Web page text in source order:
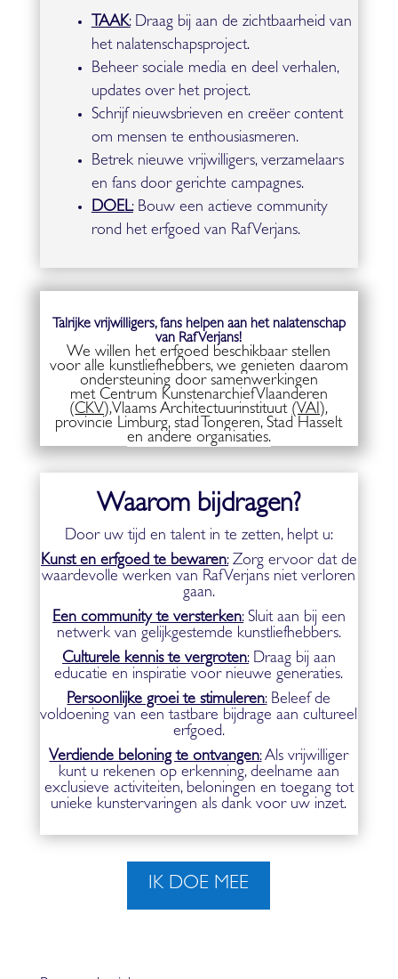
TAAK:Draag bij aan de zichtbaarheid van
het nalatenschapsproject.
Beheer sociale media en deel verhalen,
updates over het project.
Schrijf nieuwsbrieven en creëer content
om mensen te enthousiasmeren.
Betrek nieuwe vrijwilligers, verzamelaars
en fans door gerichte campagnes.
DOEL:Bouw een actieve community
rond het erfgoed van Raf Verjans.
Talrijke vrijwilligers, fans helpen aan het nalatenschap
van Raf Verjans!
We willen het erfgoed beschikbaar stellen
voor alle kunstliefhebbers, we genieten daarom
ondersteuning door samenwerkingen
met Centrum Kunstenarchief Vlaanderen
(CKV),Vlaams Architectuurinstituut (VAI),
provincie Limburg, stad Tongeren, Stad Hasselt
en andere organisaties.
Waarom bijdragen?
Door uw tijd en talent in te zetten, helpt u:
Kunst en erfgoed te bewaren:Zorg ervoor dat de
waardevolle werken van Raf Verjans niet verloren
gaan.
Een community te versterken:Sluit aan bij een
netwerk van gelijkgestemde kunstliefhebbers.
Culturele kennis te vergroten:Draag bij aan
educatie en inspiratie voor nieuwe generaties.
Persoonlijke groei te stimuleren:Beleef de
voldoening van een tastbare bijdrage aan cultureel
erfgoed.
Verdiende beloning te ontvangen:Als vrijwilliger
kunt u rekenen op erkenning, deelname aan
exclusieve activiteiten, beloningen en toegang tot
unieke kunstervaringen als dank voor uw inzet.
IK DOE MEE